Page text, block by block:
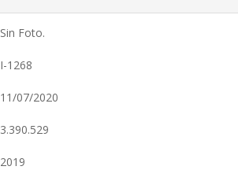
Sin Foto.
I-1268
11/07/2020
3.390.529
2019